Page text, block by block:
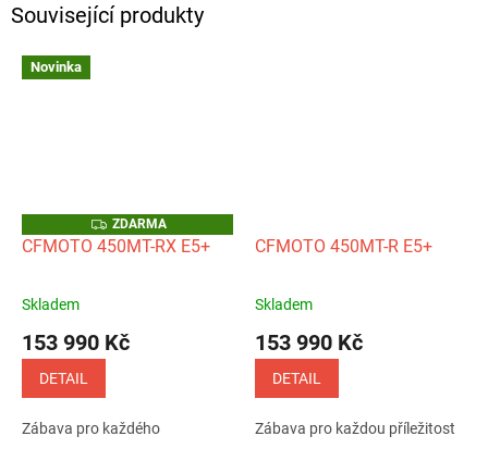
Související produkty
Novinka
Z
D
A
ZDARMA
CFMOTO 450MT-RX E5+
Průměrné
produktu
5,0
5
Skladem
153 990 Kč
DETAIL
Zábava pro každého
CFMOTO 450MT-R E5+
Průměrné
produktu
5,0
5
Skladem
153 990 Kč
DETAIL
Zábava pro každou příležitost